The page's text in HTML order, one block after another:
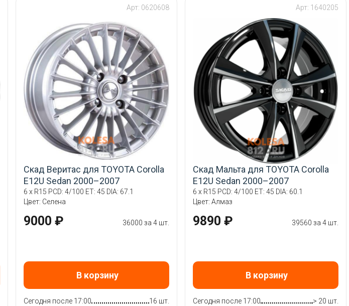
Арт: 0620608
Скад Веритас для TOYOTA Corolla
E12U Sedan 2000–2007
6 x R15 PCD: 4/100 ET: 45 DIA: 67.1
Цвет: Селена
9000 ₽ 36000 за 4 шт.
В корзину
Сегодня после 17:00 16 шт.
Арт: 1640205
Скад Мальта для TOYOTA Corolla
E12U Sedan 2000–2007
6 x R15 PCD: 4/100 ET: 45 DIA: 60.1
Цвет: Алмаз
9890 ₽ 39560 за 4 шт.
В корзину
Сегодня после 17:00 > 20 шт.